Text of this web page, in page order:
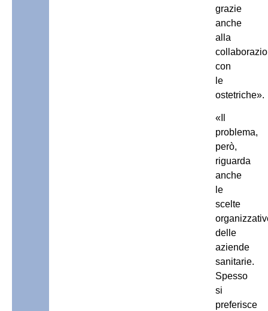
grazie
anche
alla
con
le
ostetriche».
«Il
problema,
però,
riguarda
anche
le
scelte
delle
aziende
sanitarie.
Spesso
si
preferisce